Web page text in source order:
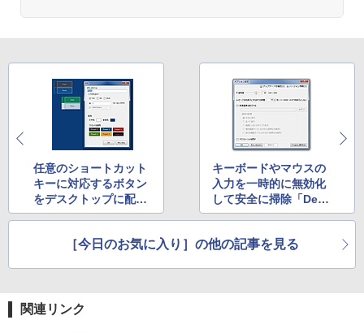
方 マニュアル AI副業にもコンテンツ作成
にもKindle出版にも！ 非エンジニアのた
めのAIコーディング入門シリーズ
AIイラスト表現辞典: 思い通りの絵を引き
出す プロンプトの言葉 AI画像生成シリー
ズ (はぴーイラストLabo)
ブラック
Amazon Kindle Paperwhite (16GB) 7イ
ンチディスプレイ、色調調節ライト、12
週間持続バッテリー、広告なし、ブラッ
￥22,980
Amazon Kindle Colorsoft | 16GBストレ
イ、色調調節ライト、最大8週間持続バッ
売)
任意のショートカット
キーに対応するボタン
をデスクトップに配置
「FloatingButton」
キーボードやマウスの
入力を一時的に無効化
して安全に掃除「DeIn
put」
［今日のお気に入り］の他の記事を見る
関連リンク